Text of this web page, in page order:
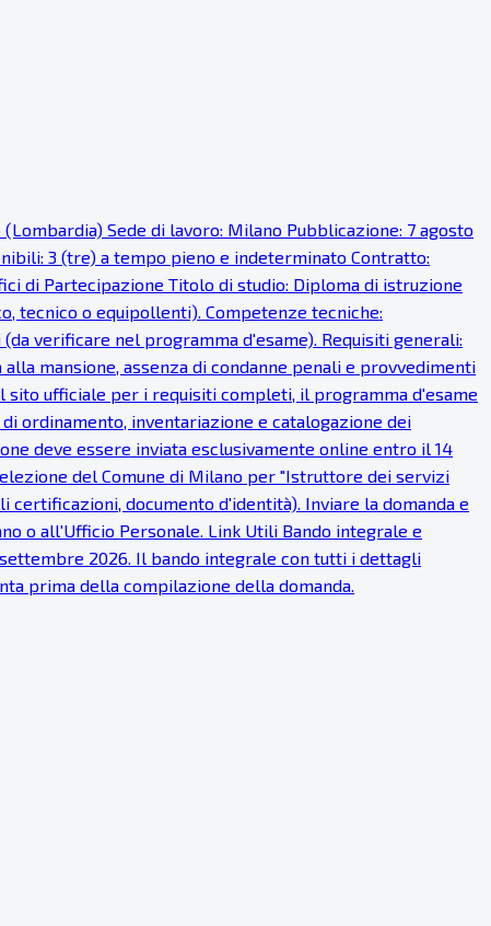
Sede di lavoro: Milano Pubblicazione: 7 agosto
3 (tre) a tempo pieno e indeterminato Contratto:
di Partecipazione Titolo di studio: Diploma di istruzione
tecnico o equipollenti). Competenze tecniche:
verificare nel programma d'esame). Requisiti generali:
mansione, assenza di condanne penali e provvedimenti
ufficiale per i requisiti completi, il programma d'esame
ordinamento, inventariazione e catalogazione dei
deve essere inviata esclusivamente online entro il 14
del Comune di Milano per "Istruttore dei servizi
documento d'identità). Inviare la domanda e
o all'Ufficio Personale. Link Utili Bando integrale e
settembre 2026. Il bando integrale con tutti i dettagli
prima della compilazione della domanda.